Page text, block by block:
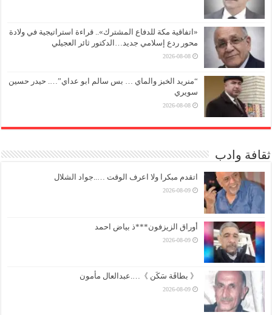
«اتفاقية مكة للدفاع المشترك».. قراءة استراتيجية في ولادة
محور ردع إسلامي جديد…الدكتور ثائر العجيلي
2026-08-08
“منريد الخبز والماي … بس سالم ابو عداي”…. حيدر حسين
سويري
2026-08-08
ثقافة وادب
اتقدم مبكرا ولا اعرف الوقت …..جواد الشلال
2026-08-09
أوراق الزيزفون***ذ بياض احمد
2026-08-09
《 بطاقَة سَكَن 》….عبدالعال مأمون
2026-08-09